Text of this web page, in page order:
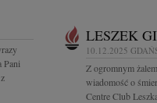
Pani
LESZEK
10.12.2025
Z ogromnym
wiadomość o
Centre Club